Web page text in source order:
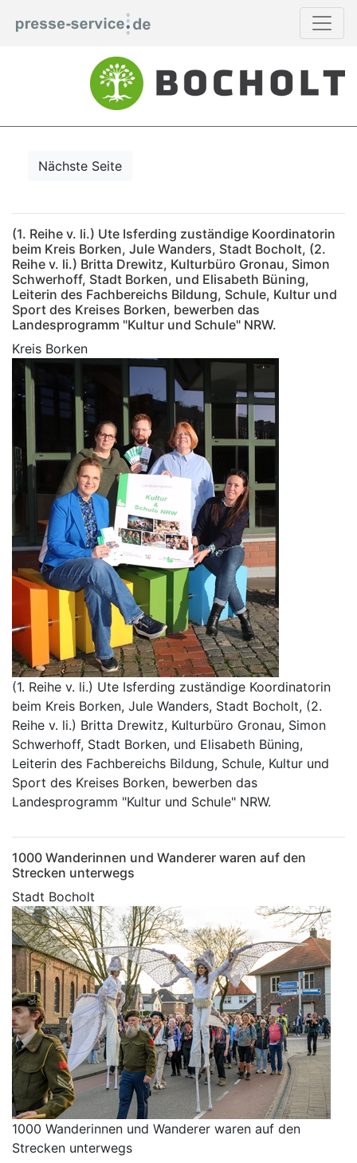
Nächste Seite
(1. Reihe v. li.) Ute Isferding zuständige Koordinatorin
beim Kreis Borken, Jule Wanders, Stadt Bocholt, (2.
Reihe v. li.) Britta Drewitz, Kulturbüro Gronau, Simon
Schwerhoff, Stadt Borken, und Elisabeth Büning,
Leiterin des Fachbereichs Bildung, Schule, Kultur und
Sport des Kreises Borken, bewerben das
Landesprogramm "Kultur und Schule" NRW.
Kreis Borken
(1. Reihe v. li.) Ute Isferding zuständige Koordinatorin
beim Kreis Borken, Jule Wanders, Stadt Bocholt, (2.
Reihe v. li.) Britta Drewitz, Kulturbüro Gronau, Simon
Schwerhoff, Stadt Borken, und Elisabeth Büning,
Leiterin des Fachbereichs Bildung, Schule, Kultur und
Sport des Kreises Borken, bewerben das
Landesprogramm "Kultur und Schule" NRW.
1000 Wanderinnen und Wanderer waren auf den
Strecken unterwegs
Stadt Bocholt
1000 Wanderinnen und Wanderer waren auf den
Strecken unterwegs